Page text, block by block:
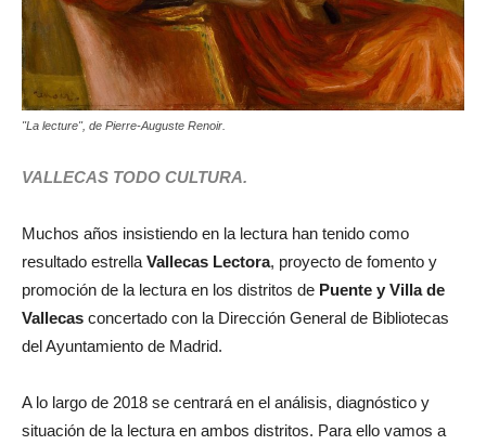
"La lecture", de Pierre-Auguste Renoir.
VALLECAS TODO CULTURA.
Muchos años insistiendo en la lectura han tenido como
resultado estrella Vallecas Lectora, proyecto de fomento y
promoción de la lectura en los distritos de Puente y Villa de
Vallecas concertado con la Dirección General de Bibliotecas
del Ayuntamiento de Madrid.
A lo largo de 2018 se centrará en el análisis, diagnóstico y
situación de la lectura en ambos distritos. Para ello vamos a